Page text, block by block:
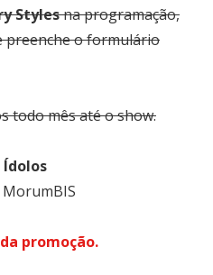
Stylesna programação,
preenche o formulário
todo mês até o show.
promoção.